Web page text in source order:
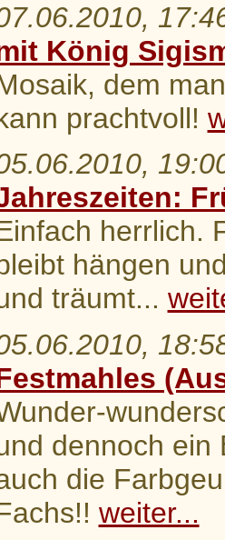
König
dem
prachtvoll!
herrlich.
hängen
träumt...
dennoch ein
die
weiter...